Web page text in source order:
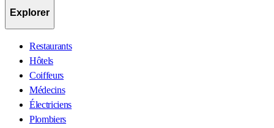
Explorer
Restaurants
Hôtels
Coiffeurs
Médecins
Électriciens
Plombiers